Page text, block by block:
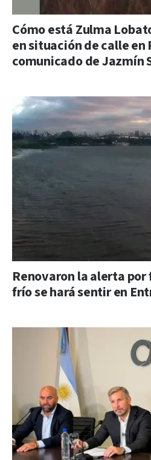
Cómo está Zulma
en situación de calle en
comunicado de Jazmín
Renovaron la alerta
frío se hará sentir en